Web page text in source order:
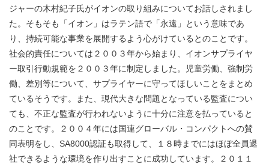
ジャーの木村紀子氏がイオンの取り組みについてお話しされまし
た。そもそも「イオン」はラテン語で「永遠」という意味であ
り、持続可能な事業を展開するよう心がけているとのことです。
社会的責任については２００３年から始まり、イオンサプライヤ
ー取引行動規範を２００３年に制定しました。児童労働、強制労
働、差別等について、サプライヤーに守ってほしいことをまとめ
ているそうです。また、現代大きな問題となっている監査につい
ても、不正な監査が行われないように十分に注意を払っていると
のことです。２００４年には国連グローバル・コンパクトへの賛
同表明をし、SA8000認証も取得して、１８時までにはほぼ全員退
社できるような環境を作り出すことに成功しています。２０１１